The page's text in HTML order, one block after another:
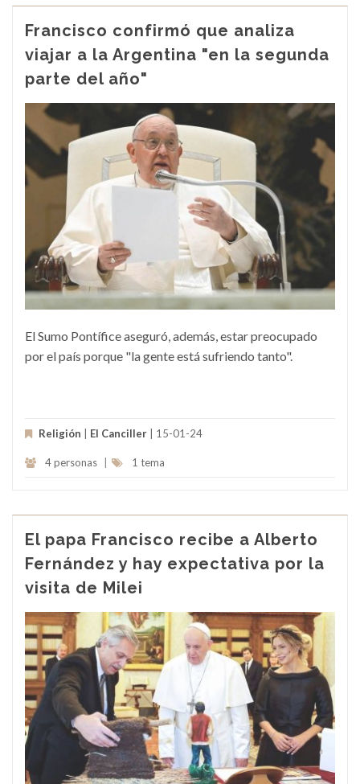
Francisco confirmó que analiza
viajar a la Argentina "en la segunda
parte del año"
El Sumo Pontífice aseguró, además, estar preocupado
por el país porque "la gente está sufriendo tanto".
Religión El Canciller | 15-01-24
4 personas 1 tema
El papa Francisco recibe a Alberto
Fernández y hay expectativa por la
visita de Milei